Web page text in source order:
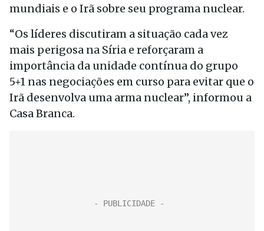
mundiais e o Irã sobre seu programa nuclear.
“Os líderes discutiram a situação cada vez
mais perigosa na Síria e reforçaram a
importância da unidade contínua do grupo
5+1 nas negociações em curso para evitar que o
Irã desenvolva uma arma nuclear”, informou a
Casa Branca.